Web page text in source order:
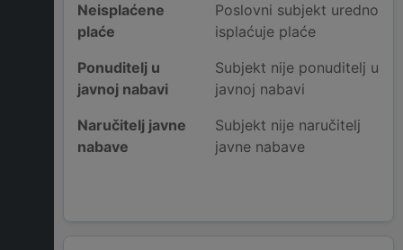
Neisplaćene
plaće
Poslovni subjekt uredno
isplaćuje plaće
Ponuditelj u
javnoj nabavi
Subjekt nije ponuditelj u
javnoj nabavi
Naručitelj javne
nabave
Subjekt nije naručitelj
javne nabave